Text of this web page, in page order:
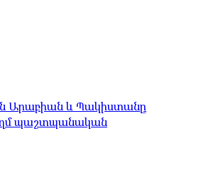
Արաբիան և Պակիստանը
պաշտպանական